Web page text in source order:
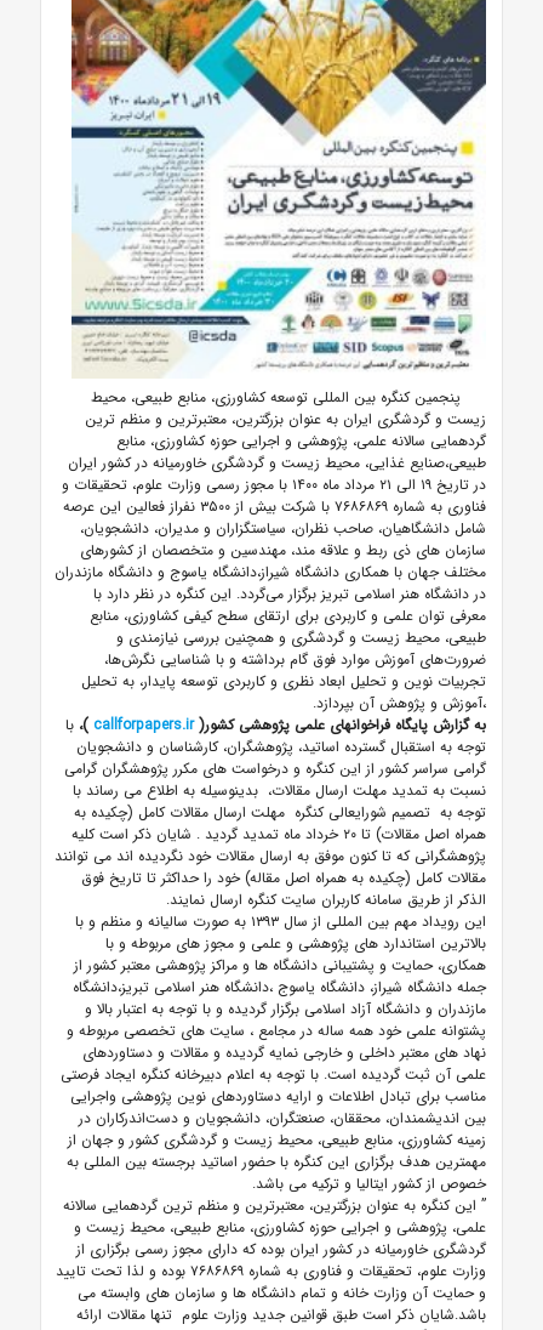
پنجمین کنگره بین المللی توسعه کشاورزی، منابع طبیعی، محیط
زیست و گردشگری ایران به عنوان بزرگترین، معتبرترین و منظم ترین
گردهمایی سالانه علمی، پژوهشی و اجرایی حوزه کشاورزی، منابع
طبیعی،صنایع غذایی، محیط زیست و گردشگری خاورمیانه در کشور ایران
در تاریخ ۱۹ الی ۲۱ مرداد ماه ۱۴۰۰ با مجوز رسمی وزارت علوم، تحقیقات و
فناوری به شماره ۷۶۸۶۸۶۹ با شرکت بیش از ۳۵۰۰ نفراز فعالین این عرصه
شامل دانشگاهیان، صاحب نظران، سیاستگزاران و مدیران، دانشجویان،
سازمان های ذی ربط و علاقه مند، مهندسین و متخصصان از کشورهای
مختلف جهان با همکاری دانشگاه شیراز،دانشگاه یاسوج و دانشگاه مازندران
در دانشگاه هنر اسلامی تبریز برگزار می‌گردد. این کنگره در نظر دارد با
معرفی توان علمی و کاربردی برای ارتقای سطح کیفی کشاورزی، منابع
طبیعی، محیط زیست و گردشگری و همچنین بررسی نیازمندی و
ضرورت‌های آموزش موارد فوق گام برداشته و با شناسایی نگرش‌ها،
تجربیات نوین و تحلیل ابعاد نظری و کاربردی توسعه پایدار، به تحلیل
،آموزش و پژوهش آن بپردازد.
به گزارش پایگاه فراخوانهای علمی پژوهشی کشور(callforpapers.ir )، ‌‌با
توجه به استقبال گسترده اساتید، پژوهشگران، کارشناسان و دانشجویان
گرامی سراسر کشور از این کنگره و درخواست های مکرر پژوهشگران گرامی
نسبت به تمدید مهلت ارسال مقالات، بدینوسیله به اطلاع می رساند با
توجه به تصمیم شورایعالی کنگره مهلت ارسال مقالات کامل (چکیده به
همراه اصل مقالات) تا ۲۰ خرداد ماه تمدید گردید
. شایان ذکر است کلیه
پژوهشگرانی که تا کنون موفق به ارسال مقالات خود نگردیده اند می توانند
مقالات کامل (چکیده به همراه اصل مقاله) خود را حداکثر تا تاریخ فوق
الذکر از طریق سامانه کاربران سایت کنگره ارسال نمایند.
این رویداد مهم بین المللی از سال ۱۳۹۳ به صورت سالیانه و منظم و با
بالاترین استاندارد های پژوهشی و علمی و مجوز های مربوطه و با
همکاری، حمایت و پشتیبانی دانشگاه ها و مراکز پژوهشی معتبر کشور از
جمله دانشگاه شیراز، دانشگاه یاسوج ،دانشگاه هنر اسلامی تبریز،دانشگاه
مازندران و دانشگاه آزاد اسلامی برگزار گردیده و با توجه به اعتبار بالا و
پشتوانه علمی خود همه ساله در مجامع ، سایت های تخصصی مربوطه و
نهاد های معتبر داخلی و خارجی نمایه گردیده و مقالات و دستاوردهای
علمی آن ثبت گردیده است. با توجه به اعلام دبیرخانه کنگره ایجاد فرصتی
مناسب برای تبادل اطلاعات و ارایه دستاوردهای نوین پژوهشی واجرایی
بین اندیشمندان، محققان، صنعتگران، دانشجویان و دست‌اندرکاران در
زمینه کشاورزی، منابع طبیعی، محیط زیست و گردشگری کشور و جهان از
مهمترین هدف برگزاری این کنگره با حضور اساتید برجسته بین المللی به
خصوص از کشور ایتالیا و ترکیه می باشد.
” این کنگره به عنوان بزرگترین، معتبرترین و منظم ترین گردهمایی سالانه
علمی، پژوهشی و اجرایی حوزه کشاورزی، منابع طبیعی، محیط زیست و
گردشگری خاورمیانه در کشور ایران بوده که دارای مجوز رسمی برگزاری از
وزارت علوم، تحقیقات و فناوری به شماره ۷۶۸۶۸۶۹ بوده و لذا تحت تایید
و حمایت آن وزارت خانه و تمام دانشگاه ها و سازمان های وابسته می
باشد.شایان ذکر است طبق قوانین جدید وزارت علوم تنها مقالات ارائه